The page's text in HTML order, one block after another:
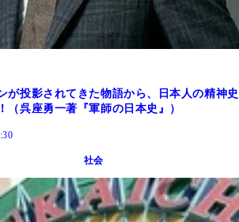
が投影されてきた物語から、日本人の精神史
（呉座勇一著『軍師の日本史』）
社会